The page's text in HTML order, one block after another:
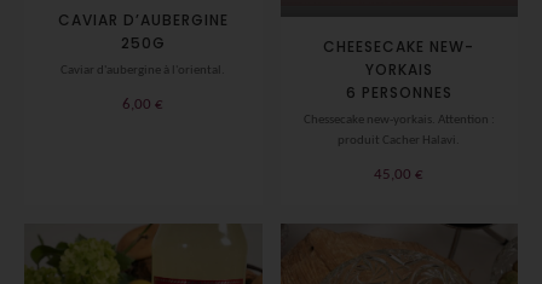
CAVIAR D’AUBERGINE
250G
Caviar d'aubergine à l'oriental.
6,00€
CHEESECAKE NEW-
YORKAIS
6 PERSONNES
Chessecake new-yorkais. Attention :
produit Cacher Halavi.
45,00€